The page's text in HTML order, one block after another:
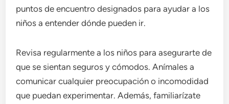
puntos de encuentro designados para ayudar a los
niños a entender dónde pueden ir.
Revisa regularmente a los niños para asegurarte de
que se sientan seguros y cómodos. Anímales a
comunicar cualquier preocupación o incomodidad
que puedan experimentar. Además, familiarízate